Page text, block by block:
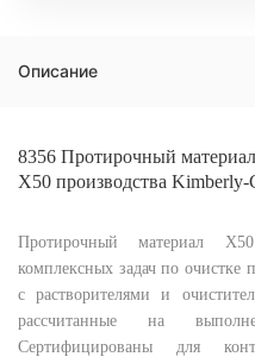
Описание
8356 Протирочный
X50 производства Kimberly-
Протирочный материал
комплексных задач по очистке
с растворителями и
рассчитанные на
Сертифицированы для